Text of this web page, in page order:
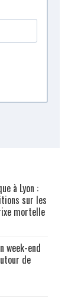
à Lyon :
sur les
mortelle
week-end
de